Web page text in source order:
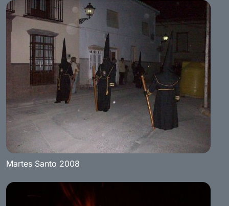
Martes Santo 2008